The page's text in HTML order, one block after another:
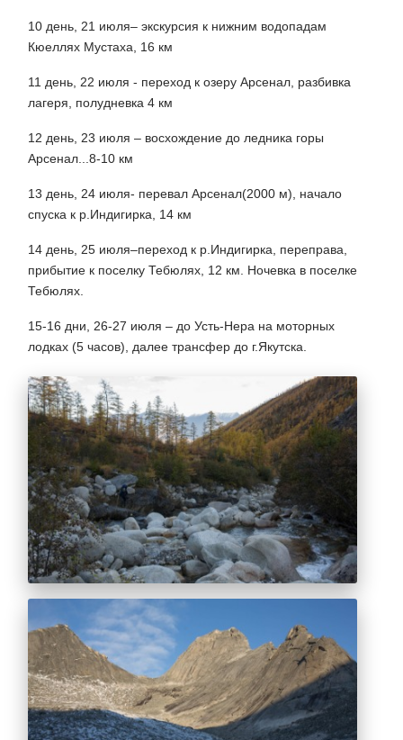
10 день, 21 июля– экскурсия к нижним водопадам
Кюеллях Мустаха, 16 км
11 день, 22 июля - переход к озеру Арсенал, разбивка
лагеря, полудневка 4 км
12 день, 23 июля – восхождение до ледника горы
Арсенал...8-10 км
13 день, 24 июля- перевал Арсенал(2000 м), начало
спуска к р.Индигирка, 14 км
14 день, 25 июля–переход к р.Индигирка, переправа,
прибытие к поселку Тебюлях, 12 км. Ночевка в поселке
Тебюлях.
15-16 дни, 26-27 июля – до Усть-Нера на моторных
лодках (5 часов), далее трансфер до г.Якутска.